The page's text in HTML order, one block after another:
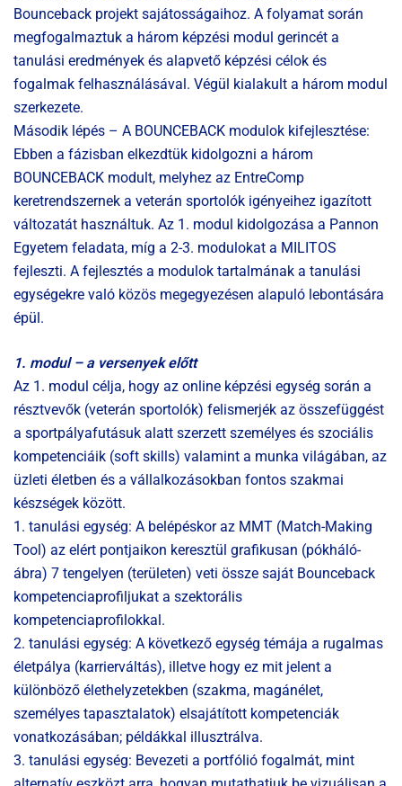
Bounceback projekt sajátosságaihoz. A folyamat során
megfogalmaztuk a három képzési modul gerincét a
tanulási eredmények és alapvető képzési célok és
fogalmak felhasználásával. Végül kialakult a három modul
szerkezete.
Második lépés – A BOUNCEBACK modulok kifejlesztése:
Ebben a fázisban elkezdtük kidolgozni a három
BOUNCEBACK modult, melyhez az EntreComp
keretrendszernek a veterán sportolók igényeihez igazított
változatát használtuk. Az 1. modul kidolgozása a Pannon
Egyetem feladata, míg a 2-3. modulokat a MILITOS
fejleszti. A fejlesztés a modulok tartalmának a tanulási
egységekre való közös megegyezésen alapuló lebontására
épül.
1. modul – a versenyek előtt
Az 1. modul célja, hogy az online képzési egység során a
résztvevők (veterán sportolók) felismerjék az összefüggést
a sportpályafutásuk alatt szerzett személyes és szociális
kompetenciáik (soft skills) valamint a munka világában, az
üzleti életben és a vállalkozásokban fontos szakmai
készségek között.
1. tanulási egység: A belépéskor az MMT (Match-Making
Tool) az elért pontjaikon keresztül grafikusan (pókháló-
ábra) 7 tengelyen (területen) veti össze saját Bounceback
kompetenciaprofiljukat a szektorális
kompetenciaprofilokkal.
2. tanulási egység: A következő egység témája a rugalmas
életpálya (karrierváltás), illetve hogy ez mit jelent a
különböző élethelyzetekben (szakma, magánélet,
személyes tapasztalatok) elsajátított kompetenciák
vonatkozásában; példákkal illusztrálva.
3. tanulási egység: Bevezeti a portfólió fogalmát, mint